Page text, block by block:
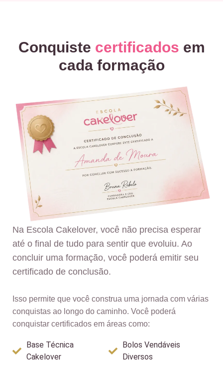
Conquiste certificados em
cada formação
Na Escola Cakelover, você não precisa esperar
até o final de tudo para sentir que evoluiu. Ao
concluir uma formação, você poderá emitir seu
certificado de conclusão.
Isso permite que você construa uma jornada com várias
conquistas ao longo do caminho. Você poderá
conquistar certificados em áreas como:
Base Técnica
Cakelover
Bolos Vendáveis
Diversos